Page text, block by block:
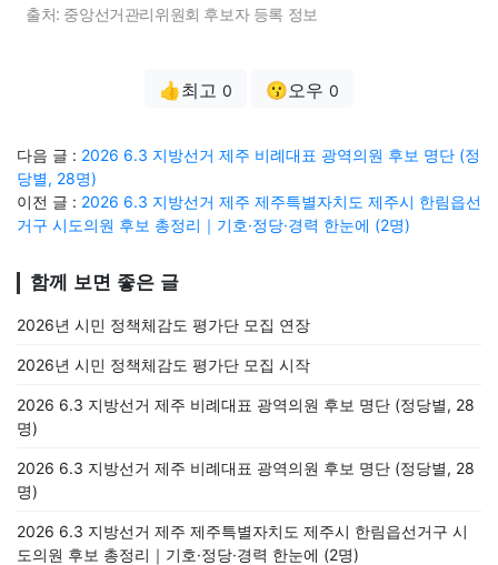
출처: 중앙선거관리위원회 후보자 등록 정보
👍최고 0 😗오우 0
다음 글 : 2026 6.3 지방선거 제주 비례대표 광역의원 후보 명단 (정
당별, 28명)
이전 글 : 2026 6.3 지방선거 제주 제주특별자치도 제주시 한림읍선
거구 시도의원 후보 총정리｜기호·정당·경력 한눈에 (2명)
함께 보면 좋은 글
2026년 시민 정책체감도 평가단 모집 연장
2026년 시민 정책체감도 평가단 모집 시작
2026 6.3 지방선거 제주 비례대표 광역의원 후보 명단 (정당별, 28
명)
2026 6.3 지방선거 제주 비례대표 광역의원 후보 명단 (정당별, 28
명)
2026 6.3 지방선거 제주 제주특별자치도 제주시 한림읍선거구 시
도의원 후보 총정리｜기호·정당·경력 한눈에 (2명)